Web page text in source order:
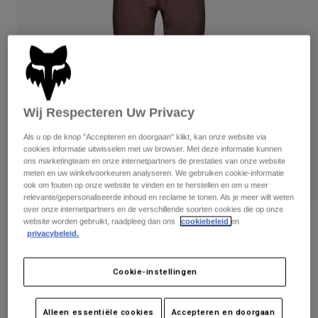
Broeken
Korte broeken
Handschoenen
Beschermingen
Brillen
Sokken
Onderdelen
Handschoenen
Jassen
Protections
Brillen
Sokken
Tassen & Accessoires
Spare parts
Alles bekijken
Women
T-Shirts & Tops
Hoodies en truien
Jassen
Leggings & Broeken
Shirts
Youth
Brillen
Socks
Alles bekijken
Moto
Helmen
Shirts
Pants
Boots
Beschermers
Brillen
Broek Defend Fire - Dames
Artikelnummer32949
€ 107,99-€ 189,99
Wij Respecteren Uw Privacy
Als u op de knop "Accepteren en doorgaan" klikt, kan onze website via
cookies informatie uitwisselen met uw browser. Met deze informatie kunnen
ons marketingteam en onze internetpartners de prestaties van onze website
meten en uw winkelvoorkeuren analyseren. We gebruiken cookie-informatie
ook om fouten op onze website te vinden en te herstellen en om u meer
relevante/gepersonaliseerde inhoud en reclame te tonen. Als je meer wilt weten
over onze internetpartners en de verschillende soorten cookies die op onze
website worden gebruikt, raadpleeg dan ons
cookiebeleid en
privacybeleid.
Cookie-instellingen
Alleen essentiële cookies Accepteren en doorgaan